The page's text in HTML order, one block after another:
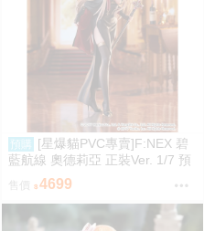
預購
[星爆貓PVC專賣]F:NEX 碧
藍航線 奧德莉亞 正裝Ver. 1/7 預
計2027/06到貨
4699